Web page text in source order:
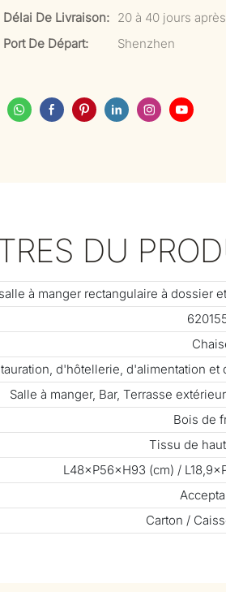
Délai De Livraison: 20 à 40 jours
Port De Départ:
Shenzhen
DU
à manger rectangulaire à dossier
d'hôtellerie, d'alimentation
Salle à manger, Bar, Terrasse
Bois de
Tissu de
L48×P56×H93 (cm) /
Carton /